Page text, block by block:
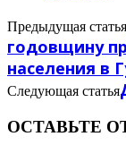
Предыдущая статья
годовщину
населения в
Следующая статья
ОСТАВЬТЕ